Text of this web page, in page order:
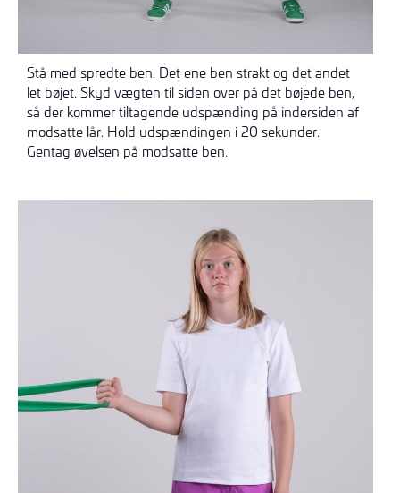
Stå med spredte ben. Det ene ben strakt og det andet
let bøjet. Skyd vægten til siden over på det bøjede ben,
så der kommer tiltagende udspænding på indersiden af
modsatte lår. Hold udspændingen i 20 sekunder.
Gentag øvelsen på modsatte ben.